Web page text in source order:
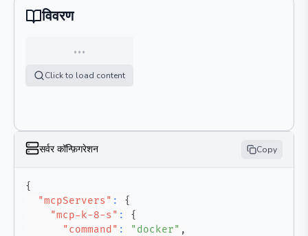
विवरण
…
Click to load content
सर्वर कॉन्फ़िगरेशन Copy
{
"mcpServers" :
{
"mcp-k-8-s" :
{
"command" : "docker" ,